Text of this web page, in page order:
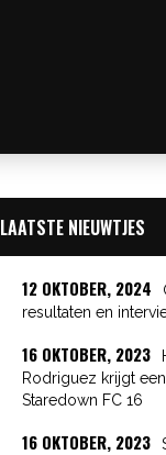
LAATSTE NIEUWTJES
12 OKTOBER, 2024
resultaten en
16 OKTOBER, 2023
Rodriguez krijgt
Staredown FC 16
16 OKTOBER, 2023